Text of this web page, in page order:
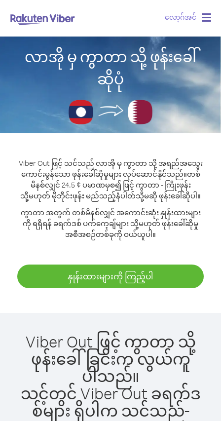
လော့ဂ်အင်
လာအို မှ ကွာတာ သို့ ဖုန်းခေါ်
ဆိုပုံ
Viber Out ဖြင့် သင်သည် လာအို မှ ကွာတာ သို့ အရည်အသွေး
ကောင်းမွန်သော ဖုန်းခေါ်ဆိုမှုများ လုပ်ဆောင်နိုင်သည်။တစ်
မိနစ်လျှင် 24.5 ¢ ပမာဏမှစ၍ ဖြင့် ကွာတာ - ကြိုးဖုန်း
သို့မဟုတ် မိုဘိုင်းဖုန်း မည်သည့်နံပါတ်သို့မဆို ဖုန်းခေါ်ဆိုပါ။
ကွာတာ အတွက် တစ်မိနစ်လျှင် အကောင်းဆုံး နှုန်းထားများ
ကို ရရှိရန် ခရက်ဒစ် ပက်ကေ့ချ်များ သို့မဟုတ် ဖုန်းခေါ်ဆိုမှု
အစီအစဉ်တစ်ခုကို ဝယ်ယူပါ။
နှုန်းထားများကို ကြည့်ပါ
Viber Out ဖြင့် ကွာတာ သို့
ဖုန်းခေါ်ခြင်းက လွယ်ကူ
ပါသည်။
သင့်တွင် Viber Out ခရက်ဒ
စ်များ ရှိပါက သင်သည်-